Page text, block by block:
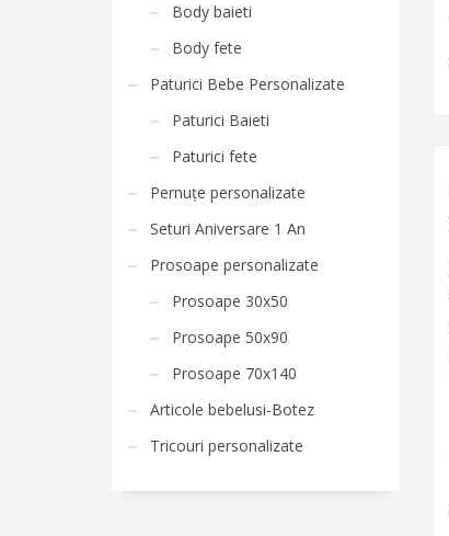
Body baieti
Body fete
Paturici Bebe Personalizate
Paturici Baieti
Paturici fete
Pernuțe personalizate
Seturi Aniversare 1 An
Prosoape personalizate
Prosoape 30x50
Prosoape 50x90
Prosoape 70x140
Articole bebelusi-Botez
Tricouri personalizate